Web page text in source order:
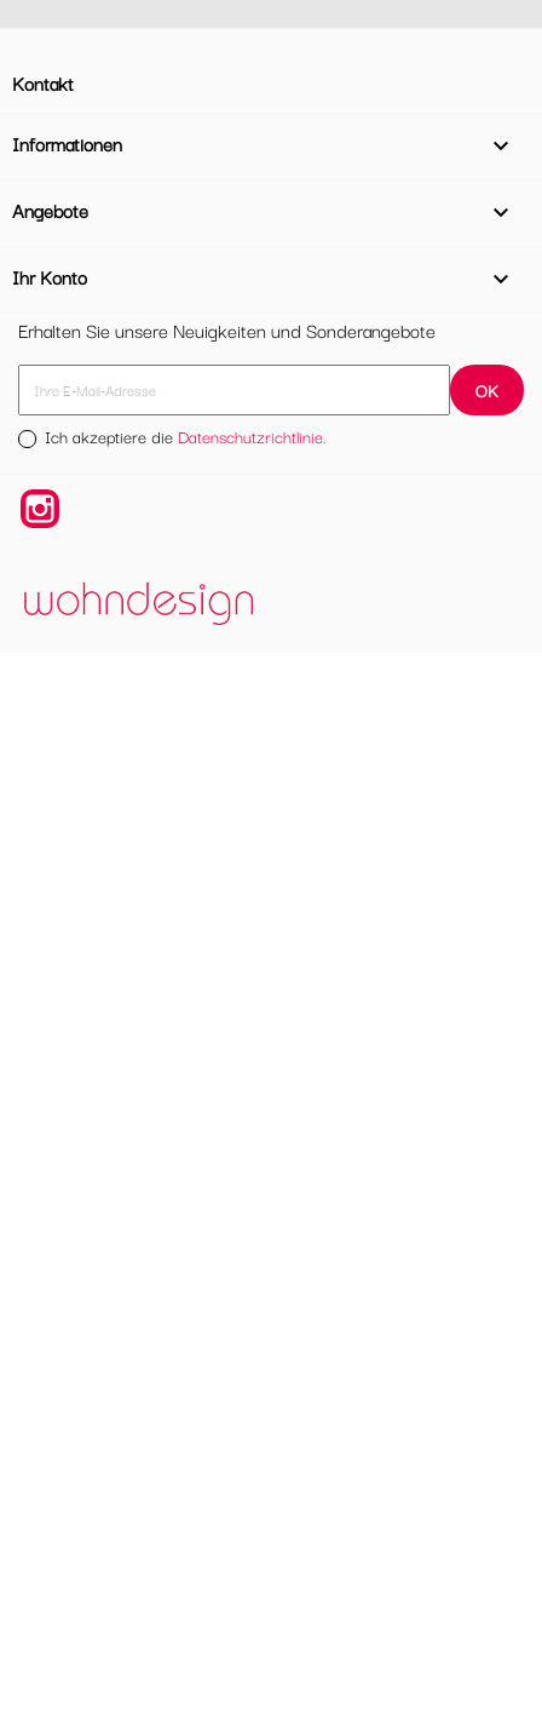
Kontakt
Informationen 
Angebote 
Ihr Konto

Erhalten Sie unsere Neuigkeiten und Sonderangebote
Ich akzeptiere die Datenschutzrichtlinie.